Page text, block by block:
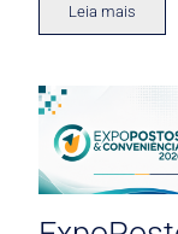
Leia mais